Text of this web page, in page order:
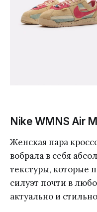
Nike WMNS Air
Женская пара
вобрала в себя
текстуры, которые
силуэт почти в
актуально и